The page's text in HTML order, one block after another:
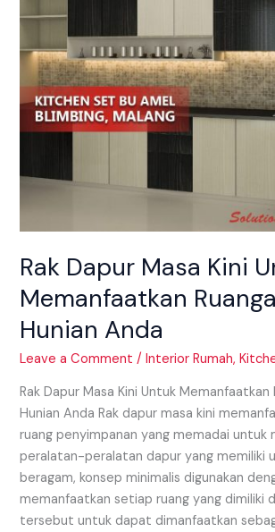
Rak Dapur Masa Kini
Memanfaatkan
Hunian Anda
Leave a Comment /Interior Rumah,
Rak Dapur Masa Kini Untuk Memanfaatkan
Hunian Anda Rak dapur masa kini
ruang penyimpanan yang memadai untuk
peralatan-peralatan dapur yang memiliki
beragam, konsep minimalis digunakan
memanfaatkan setiap ruang yang dimiliki
tersebut untuk dapat dimanfaatkan
Hunian
Anda